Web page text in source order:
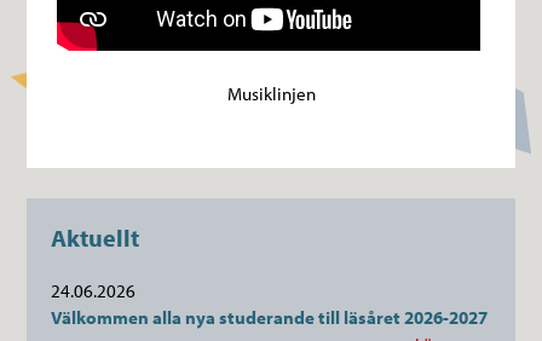
Musiklinjen
Aktuellt
24.06.2026
Välkommen alla nya studerande till läsåret 2026-2027